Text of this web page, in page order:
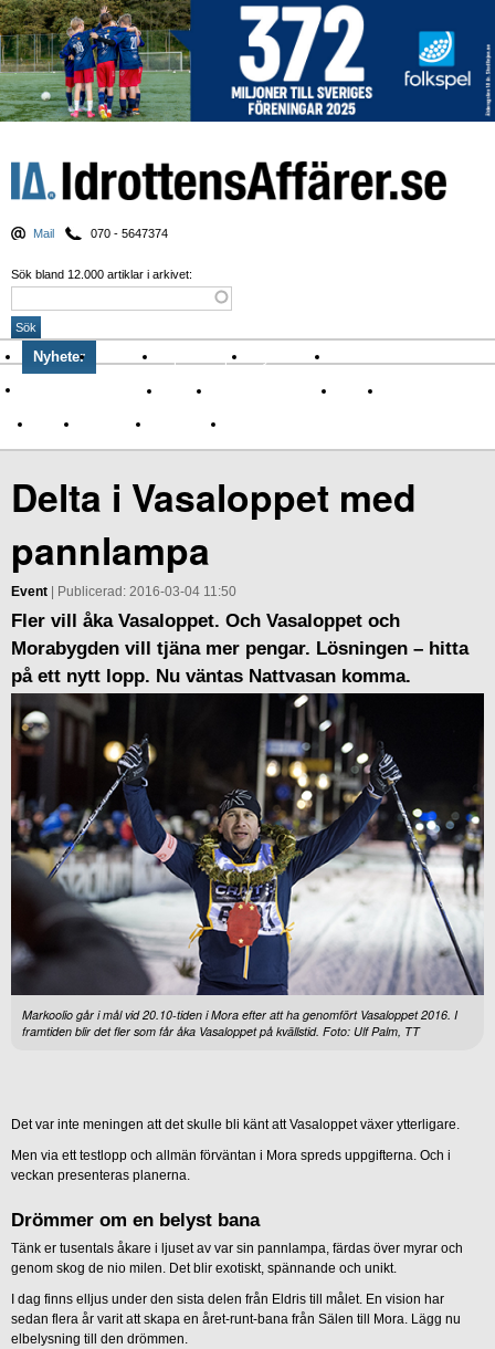
Mail 070 - 5647374
Sök bland 12.000 artiklar i arkivet:
Nyheter Krönikor Sport & spel Nyhetsbrev
Om Idrottens Affärer
Affärer I spåren av Corona Arena
Namn Sponsring TV-nyheter
Delta i Vasaloppet med
pannlampa
Event | Publicerad: 2016-03-04 11:50
Fler vill åka Vasaloppet. Och Vasaloppet och
Morabygden vill tjäna mer pengar. Lösningen – hitta
på ett nytt lopp. Nu väntas Nattvasan komma.
Markoolio går i mål vid 20.10-tiden i Mora efter att ha genomfört Vasaloppet 2016. I
framtiden blir det fler som får åka Vasaloppet på kvällstid. Foto: Ulf Palm, TT
Det var inte meningen att det skulle bli känt att Vasaloppet växer ytterligare.
Men via ett testlopp och allmän förväntan i Mora spreds uppgifterna. Och i
veckan presenteras planerna.
Drömmer om en belyst bana
Tänk er tusentals åkare i ljuset av var sin pannlampa, färdas över myrar och
genom skog de nio milen. Det blir exotiskt, spännande och unikt.
I dag finns elljus under den sista delen från Eldris till målet. En vision har
sedan flera år varit att skapa en året-runt-bana från Sälen till Mora. Lägg nu
elbelysning till den drömmen.